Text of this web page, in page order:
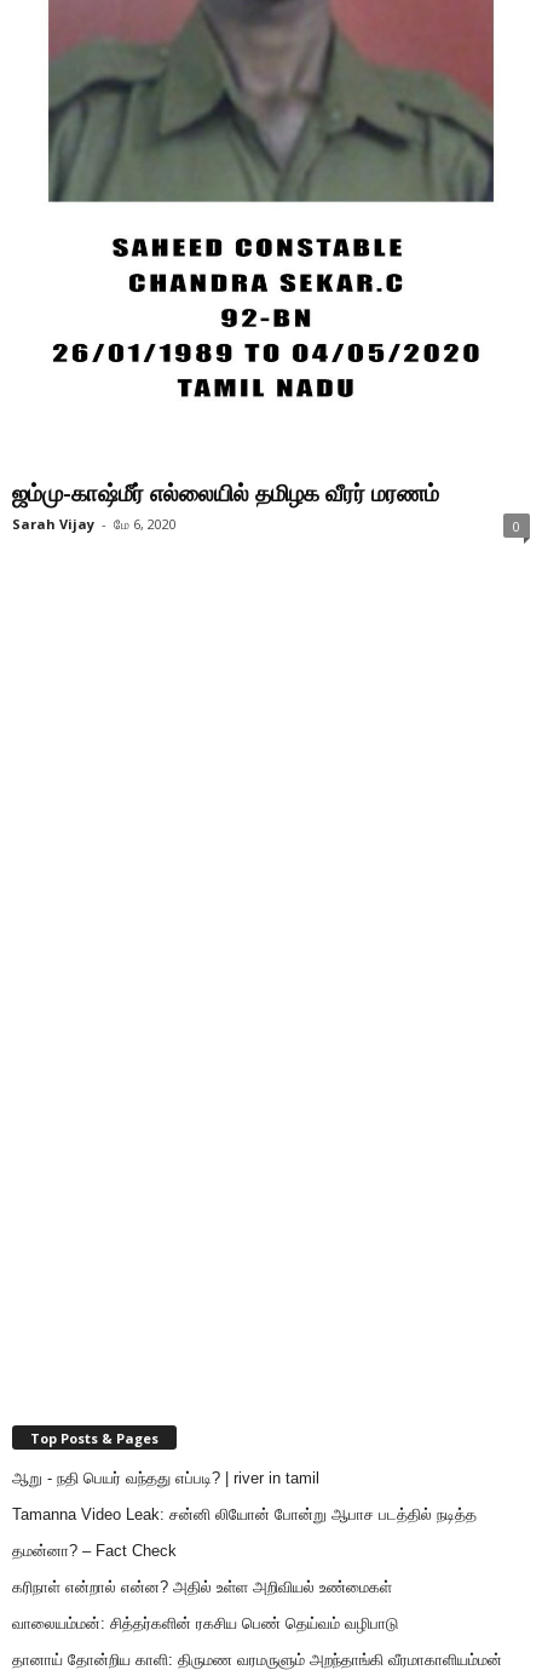
ஜம்மு-காஷ்மீர் எல்லையில் தமிழக வீரர் மரணம்
Sarah Vijay - மே 6, 2020 0
Top Posts & Pages
ஆறு - நதி பெயர் வந்தது எப்படி? | river in tamil
Tamanna Video Leak: சன்னி லியோன் போன்று ஆபாச படத்தில் நடித்த
தமன்னா? – Fact Check
கரிநாள் என்றால் என்ன? அதில் உள்ள அறிவியல் உண்மைகள்
வாலையம்மன்: சித்தர்களின் ரகசிய பெண் தெய்வம் வழிபாடு
தானாய் தோன்றிய காளி: திருமண வரமருளும் அறந்தாங்கி வீரமாகாளியம்மன்